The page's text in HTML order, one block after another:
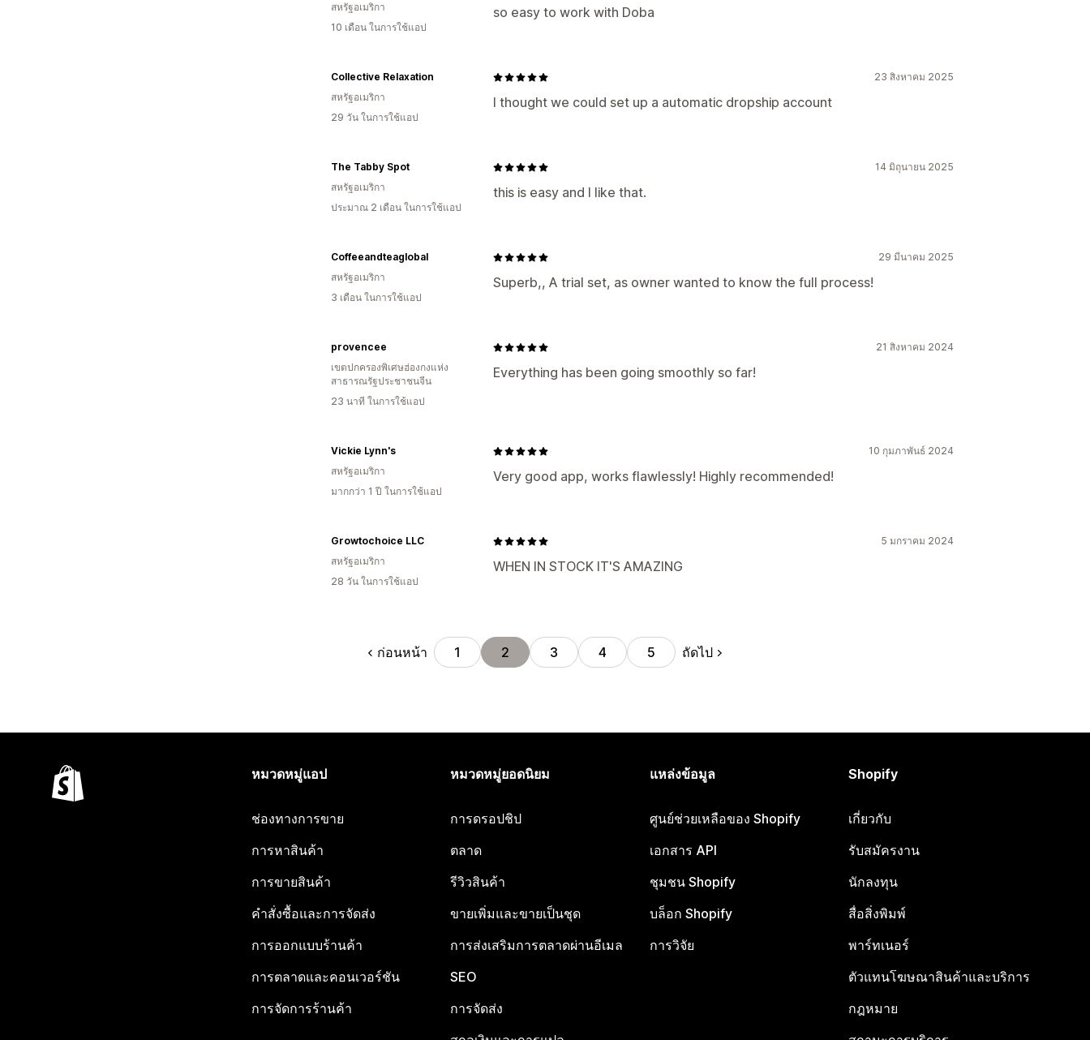
so easy to work with Doba
สหรัฐอเมริกา
10 เดือน ในการใช้แอป
23 สิงหาคม 2025
I thought we could set up a automatic dropship account
Collective Relaxation
สหรัฐอเมริกา
29 วัน ในการใช้แอป
14 มิถุนายน 2025
this is easy and I like that.
The Tabby Spot
สหรัฐอเมริกา
ประมาณ 2 เดือน ในการใช้แอป
29 มีนาคม 2025
Superb,, A trial set, as owner wanted to know the full process!
Coffeeandteaglobal
สหรัฐอเมริกา
3 เดือน ในการใช้แอป
21 สิงหาคม 2024
Everything has been going smoothly so far!
provencee
เขตปกครองพิเศษฮ่องกงแห่ง
สาธารณรัฐประชาชนจีน
23 นาที ในการใช้แอป
10 กุมภาพันธ์ 2024
Very good app, works flawlessly! Highly recommended!
Vickie Lynn's
สหรัฐอเมริกา
มากกว่า 1 ปี ในการใช้แอป
5 มกราคม 2024
WHEN IN STOCK IT'S AMAZING
Growtochoice LLC
สหรัฐอเมริกา
28 วัน ในการใช้แอป
ก่อนหน้า 1 2 3 4 5 ถัดไป
หมวดหมู่แอป
ช่องทางการขาย
การหาสินค้า
การขายสินค้า
คำสั่งซื้อและการจัดส่ง
การออกแบบร้านค้า
การตลาดและคอนเวอร์ชัน
การจัดการร้านค้า
หมวดหมู่ยอดนิยม
การดรอปชิป
ตลาด
รีวิวสินค้า
ขายเพิ่มและขายเป็นชุด
การส่งเสริมการตลาดผ่านอีเมล
SEO
การจัดส่ง
แหล่งข้อมูล
ศูนย์ช่วยเหลือของ Shopify
เอกสาร API
ชุมชน Shopify
บล็อก Shopify
การวิจัย
Shopify
เกี่ยวกับ
รับสมัครงาน
นักลงทุน
สื่อสิ่งพิมพ์
พาร์ทเนอร์
ตัวแทนโฆษณาสินค้าและบริการ
กฎหมาย